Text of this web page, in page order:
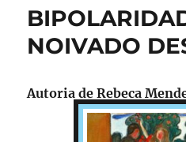
NOIVADO
Autoria de Rebeca